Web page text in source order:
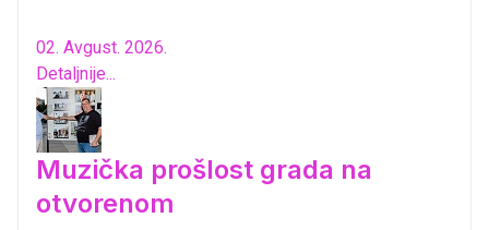
02. Avgust. 2026.
Detaljnije...
Muzička prošlost grada na
otvorenom